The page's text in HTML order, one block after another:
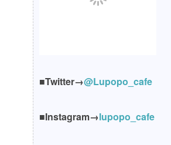
■Twitter→@Lupopo_cafe
■Instagram→lupopo_cafe